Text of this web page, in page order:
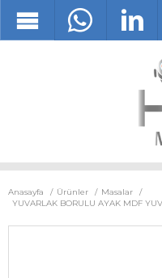
Anasayfa Ürünler
Masalar
YUVARLAK BORULU AYAK MDF